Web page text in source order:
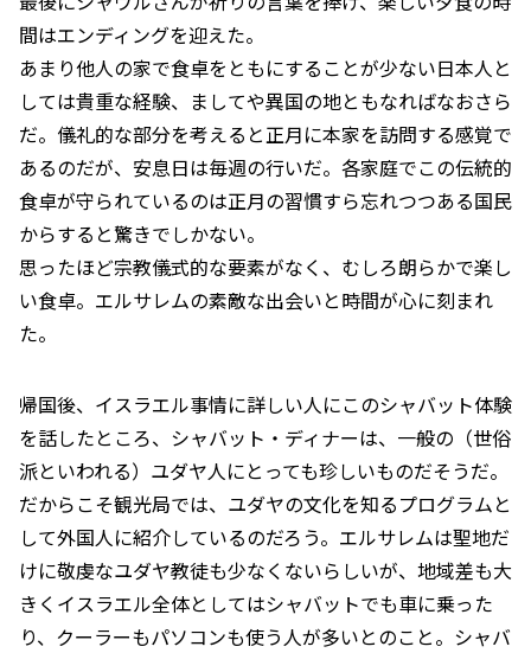
間はエンディングを迎えた。
あまり他人の家で食卓をともにすることが少ない日本人と
しては貴重な経験、ましてや異国の地ともなればなおさら
だ。儀礼的な部分を考えると正月に本家を訪問する感覚で
あるのだが、安息日は毎週の行いだ。各家庭でこの伝統的
食卓が守られているのは正月の習慣すら忘れつつある国民
からすると驚きでしかない。
思ったほど宗教儀式的な要素がなく、むしろ朗らかで楽し
い食卓。エルサレムの素敵な出会いと時間が心に刻まれ
た。
帰国後、イスラエル事情に詳しい人にこのシャバット体験
を話したところ、シャバット・ディナーは、一般の（世俗
派といわれる）ユダヤ人にとっても珍しいものだそうだ。
だからこそ観光局では、ユダヤの文化を知るプログラムと
して外国人に紹介しているのだろう。エルサレムは聖地だ
けに敬虔なユダヤ教徒も少なくないらしいが、地域差も大
きくイスラエル全体としてはシャバットでも車に乗った
り、クーラーもパソコンも使う人が多いとのこと。シャバ